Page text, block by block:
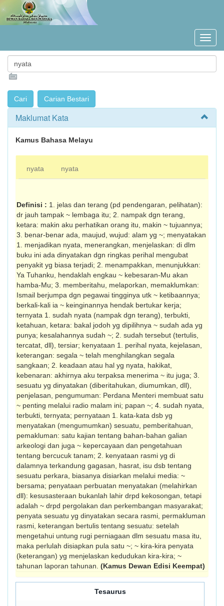
Maklumat Kata
Kamus Bahasa Melayu
nyata nyata
Definisi : 1. jelas dan terang (pd pendengaran, pelihatan):
dr jauh tampak ~ lembaga itu; 2. nampak dgn terang,
ketara: makin aku perhatikan orang itu, makin ~ tujuannya;
3. benar-benar ada, maujud, wujud: alam yg ~; menyatakan
1. menjadikan nyata, me­ne­rangkan, menjelaskan: di dlm
buku ini ada dinyatakan dgn ringkas perihal mengubat
penyakit yg biasa terjadi; 2. menampakkan, menunjukkan:
Ya Tuhanku, hendaklah engkau ~ kebesaran-Mu akan
hamba-Mu; 3. mem­beritahu, melaporkan, memaklumkan:
Ismail berjumpa dgn pegawai tingginya utk ~ ke­tibaannya;
berkali-kali ia ~ keinginannya hendak bertukar kerja;
ternyata 1. sudah nyata (nampak dgn terang), terbukti,
ketahuan, ketara: bakal jodoh yg dipilihnya ~ sudah ada yg
punya; ke­sa­lahannya sudah ~; 2. sudah tersebut (tertulis,
tercatat, dll), tersiar; kenyataan 1. perihal nyata, kejelasan,
keterangan: segala ~ telah menghilangkan segala
sangkaan; 2. keadaan atau hal yg nyata, hakikat,
kebenaran: akhirnya aku terpaksa menerima ~ itu juga; 3.
sesuatu yg dinyatakan (diberitahukan, diumumkan, dll),
penjelasan, pengumuman: Perdana Menteri membuat satu
~ penting melalui radio malam ini; papan ~; 4. sudah nyata,
terbukti, ternyata; pernyataan 1. kata-kata dsb yg
menyatakan (mengumumkan) sesuatu, pemberitahuan,
pemakluman: satu kajian tentang bahan-bahan galian
arkeologi dan juga ~ ke­percayaan dan pengetahuan
tentang ber­cucuk tanam; 2. kenyataan rasmi yg di
dalamnya terkandung gagasan, hasrat, isu dsb tentang
sesuatu perkara, biasanya disiarkan melalui media: ~
bersama; penyataan perbuatan menyatakan (me­la­hirkan
dll): kesusasteraan bukanlah lahir drpd kekosongan, tetapi
adalah ~ drpd pergolakan dan perkembangan masyarakat;
penyata sesuatu yg dinyatakan secara rasmi, permakluman
rasmi, keterangan bertulis tentang sesuatu: setelah
mengetahui untung rugi perniagaan dlm sesuatu masa itu,
maka perlulah disiapkan pula satu ~; ~ kira-kira penyata
(keterangan) yg menjelaskan ke­dudukan kira-kira; ~
tahunan laporan ta­hunan. (Kamus Dewan Edisi Keempat)
Tesaurus